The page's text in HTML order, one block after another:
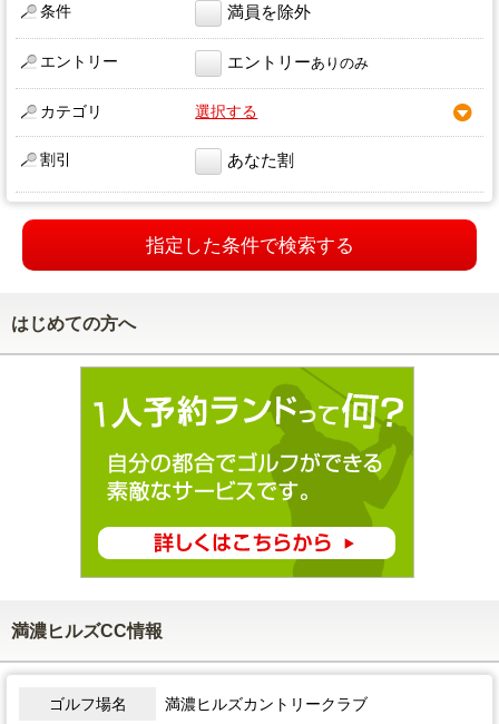
条件 満員を除外
エントリー エントリーありのみ
カテゴリ 選択する
割引 あなた割
指定した条件で検索する
はじめての方へ
満濃ヒルズCC情報
ゴルフ場名 満濃ヒルズカントリークラブ